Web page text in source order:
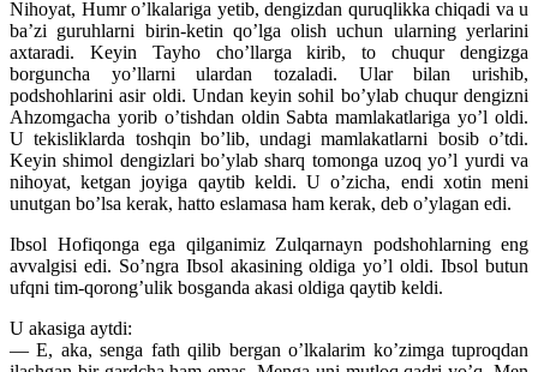
Nihoyat, Humr o’lkalariga yetib, dengizdan quruqlikka chiqadi va u
ba’zi guruhlarni birin-ketin qo’lga olish uchun ularning yerlarini
axtaradi. Keyin Tayho cho’llarga kirib, to chuqur dengizga
borguncha yo’llarni ulardan tozaladi. Ular bilan urishib,
podshohlarini asir oldi. Undan keyin sohil bo’ylab chuqur dengizni
Ahzomgacha yorib o’tishdan oldin Sabta mamlakatlariga yo’l oldi.
U tekisliklarda toshqin bo’lib, undagi mamlakatlarni bosib o’tdi.
Keyin shimol dengizlari bo’ylab sharq tomonga uzoq yo’l yurdi va
nihoyat, ketgan joyiga qaytib keldi. U o’zicha, endi xotin meni
unutgan bo’lsa kerak, hatto eslamasa ham kerak, deb o’ylagan edi.
Ibsol Hofiqonga ega qilganimiz Zulqarnayn podshohlarning eng
avvalgisi edi. So’ngra Ibsol akasining oldiga yo’l oldi. Ibsol butun
ufqni tim-qorong’ulik bosganda akasi oldiga qaytib keldi.
U akasiga aytdi:
— E, aka, senga fath qilib bergan o’lkalarim ko’zimga tuproqdan